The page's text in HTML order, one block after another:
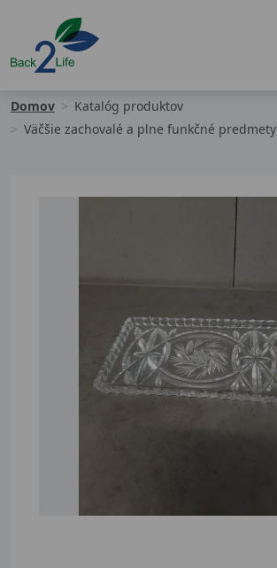
Domov
Katalóg produktov
Väčšie zachovalé a plne funkčné predmety